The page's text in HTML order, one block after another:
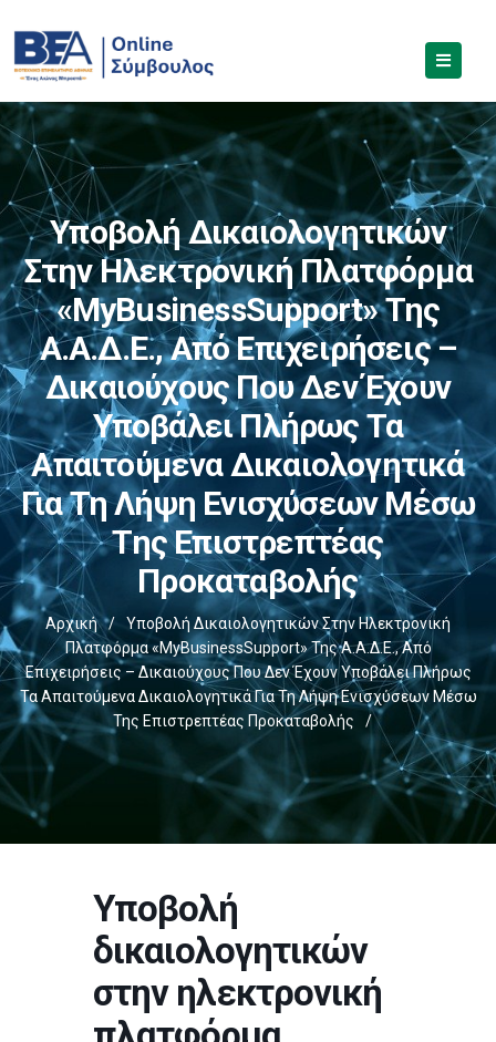
Υποβολή Δικαιολογητικών
Στην Ηλεκτρονική Πλατφόρμα
«myBusinessSupport» Της
Α.Α.Δ.Ε., Από Επιχειρήσεις –
Δικαιούχους Που Δεν Έχουν
Υποβάλει Πλήρως Τα
Απαιτούμενα Δικαιολογητικά
Για Τη Λήψη Ενισχύσεων Μέσω
Της Επιστρεπτέας
Προκαταβολής
Αρχική /
Υποβολή Δικαιολογητικών Στην Ηλεκτρονική
Πλατφόρμα «myBusinessSupport» Της Α.Α.Δ.Ε., Από
Επιχειρήσεις – Δικαιούχους Που Δεν Έχουν Υποβάλει Πλήρως
Τα Απαιτούμενα Δικαιολογητικά Για Τη Λήψη Ενισχύσεων Μέσω
Της Επιστρεπτέας Προκαταβολής
/
Υποβολή
δικαιολογητικών
στην ηλεκτρονική